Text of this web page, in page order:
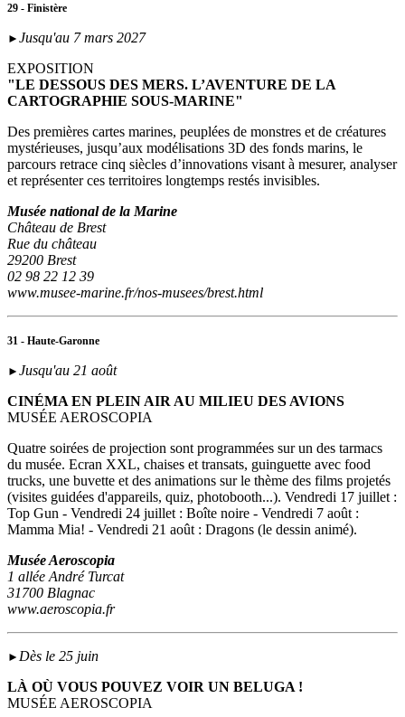
29 - Finistère
► Jusqu'au 7 mars 2027
EXPOSITION
"LE DESSOUS DES MERS. L’AVENTURE DE LA
CARTOGRAPHIE SOUS-MARINE"
Des premières cartes marines, peuplées de monstres et de créatures
mystérieuses, jusqu’aux modélisations 3D des fonds marins, le
parcours retrace cinq siècles d’innovations visant à mesurer, analyser
et représenter ces territoires longtemps restés invisibles.
Musée national de la Marine
Château de Brest
Rue du château
29200 Brest
02 98 22 12 39
www.musee-marine.fr/nos-musees/brest.html
31 - Haute-Garonne
► Jusqu'au 21 août
CINÉMA EN PLEIN AIR AU MILIEU DES AVIONS
MUSÉE AEROSCOPIA
Quatre soirées de projection sont programmées sur un des tarmacs
du musée. Ecran XXL, chaises et transats, guinguette avec food
trucks, une buvette et des animations sur le thème des films projetés
(visites guidées d'appareils, quiz, photobooth...). Vendredi 17 juillet :
Top Gun - Vendredi 24 juillet : Boîte noire - Vendredi 7 août :
Mamma Mia! - Vendredi 21 août : Dragons (le dessin animé).
Musée Aeroscopia
1 allée André Turcat
31700 Blagnac
www.aeroscopia.fr
► Dès le 25 juin
LÀ OÙ VOUS POUVEZ VOIR UN BELUGA !
MUSÉE AEROSCOPIA